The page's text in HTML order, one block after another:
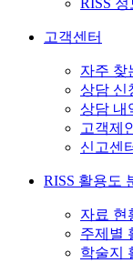
RISS
고객센터
자주 찾
상담 신
상담 내
고객제
신고센
RISS 활용도
자료 현
주제별
학술지